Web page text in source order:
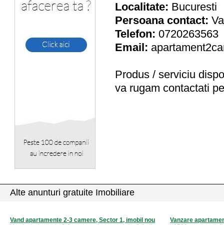
Localitate: Bucuresti
Persoana contact:
Telefon: 0720263563
Email:
Produs / serviciu
va rugam contactati
Alte anunturi gratuite Imobiliare
Vand apartamente 2-3 camere, Sector 1, imobil nou
Vanzare